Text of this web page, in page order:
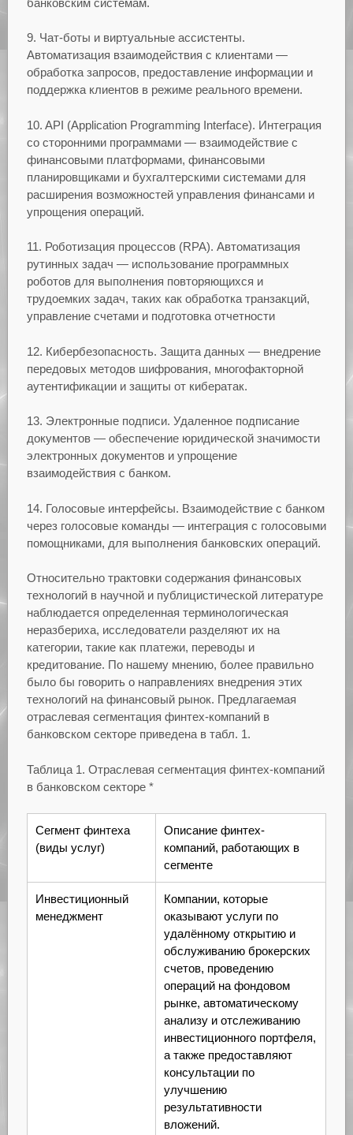
9. Чат-боты и виртуальные ассистенты.
Автоматизация взаимодействия с клиентами —
обработка запросов, предоставление информации и
поддержка клиентов в режиме реального времени.
10. API (Application Programming Interface). Интеграция
со сторонними программами — взаимодействие с
финансовыми платформами, финансовыми
планировщиками и бухгалтерскими системами для
расширения возможностей управления финансами и
упрощения операций.
11. Роботизация процессов (RPA). Автоматизация
рутинных задач — использование программных
роботов для выполнения повторяющихся и
трудоемких задач, таких как обработка транзакций,
управление счетами и подготовка отчетности
12. Кибербезопасность. Защита данных — внедрение
передовых методов шифрования, многофакторной
аутентификации и защиты от кибератак.
13. Электронные подписи. Удаленное подписание
документов — обеспечение юридической значимости
электронных документов и упрощение
взаимодействия с банком.
14. Голосовые интерфейсы. Взаимодействие с банком
через голосовые команды — интеграция с голосовыми
помощниками, для выполнения банковских операций.
Относительно трактовки содержания финансовых
технологий в научной и публицистической литературе
наблюдается определенная терминологическая
неразбериха, исследователи разделяют их на
категории, такие как платежи, переводы и
кредитование. По нашему мнению, более правильно
было бы говорить о направлениях внедрения этих
технологий на финансовый рынок. Предлагаемая
отраслевая сегментация финтех-компаний в
банковском секторе приведена в табл. 1.
Таблица 1. Отраслевая сегментация финтех-компаний
в банковском секторе *
Сегмент финтеха
(виды услуг)
Описание финтех-
компаний, работающих в
сегменте
Инвестиционный
менеджмент
Компании, которые
оказывают услуги по
удалённому открытию и
обслуживанию брокерских
счетов, проведению
операций на фондовом
рынке, автоматическому
анализу и отслеживанию
инвестиционного портфеля,
а также предоставляют
консультации по
улучшению
результативности
вложений.